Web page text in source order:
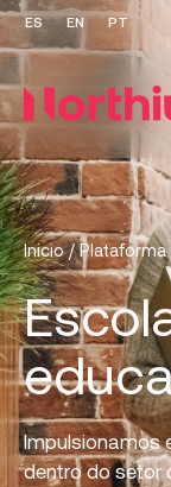
Inicio/Plataforma
Impulsionamos
dentro do setor